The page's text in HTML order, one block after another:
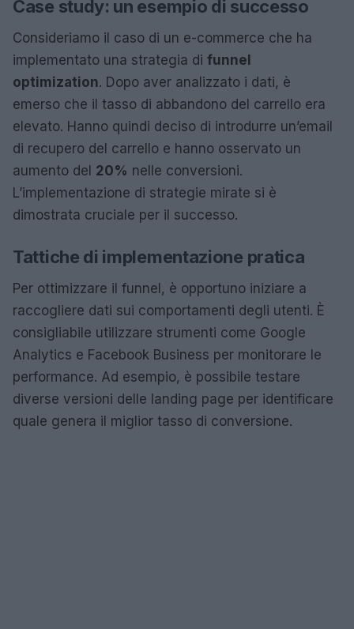
Case study: un esempio di successo
Consideriamo il caso di un e-commerce che ha
implementato una strategia di funnel
optimization. Dopo aver analizzato i dati, è
emerso che il tasso di abbandono del carrello era
elevato. Hanno quindi deciso di introdurre un’email
di recupero del carrello e hanno osservato un
aumento del 20% nelle conversioni.
L’implementazione di strategie mirate si è
dimostrata cruciale per il successo.
Tattiche di implementazione pratica
Per ottimizzare il funnel, è opportuno iniziare a
raccogliere dati sui comportamenti degli utenti. È
consigliabile utilizzare strumenti come Google
Analytics e Facebook Business per monitorare le
performance. Ad esempio, è possibile testare
diverse versioni delle landing page per identificare
quale genera il miglior tasso di conversione.